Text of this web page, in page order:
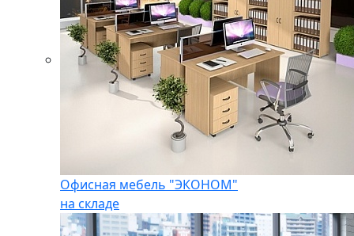
Офисная мебель "ЭКОНОМ"
на складе